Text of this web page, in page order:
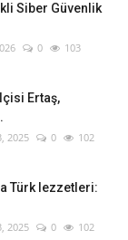
Siber Güvenlik
0 103
Ertaş,
2025 0 102
Türk lezzetleri:
2025 0 102